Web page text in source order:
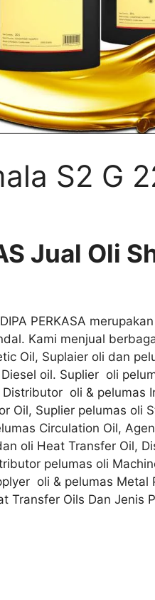
S2 G
Jual Oli
PERKASA
Kami menjual
Oil, Suplaier oli dan
oil. Suplier oli
oli & pelumas
Oil, Suplier pelumas oli
Circulation Oil,
oli Heat Transfer Oil,
pelumas oli
oli & pelumas Metal
Transfer Oils Dan Jenis